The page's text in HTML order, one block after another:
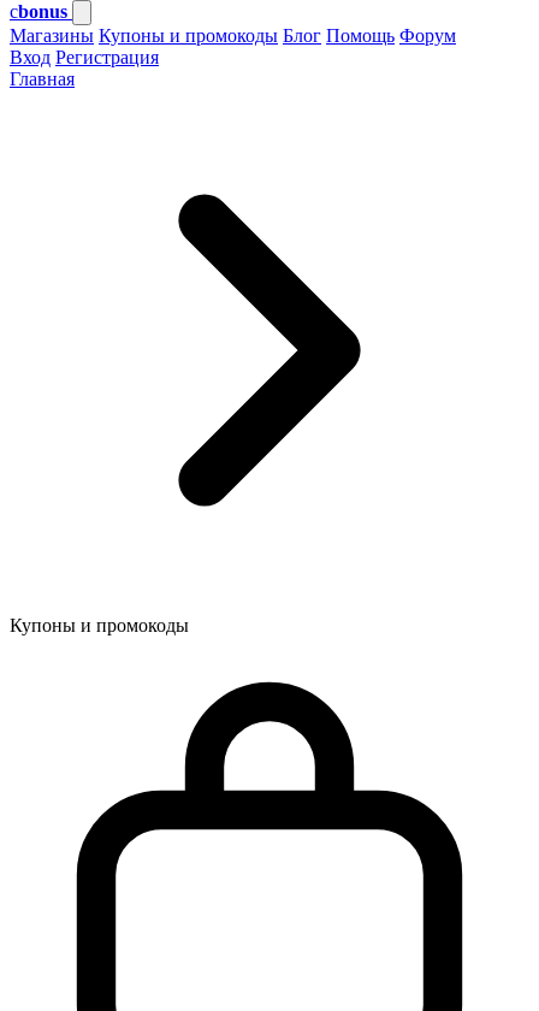
cbonus
Магазины Купоны и промокоды Блог Помощь Форум
Вход Регистрация
Главная
Купоны и промокоды